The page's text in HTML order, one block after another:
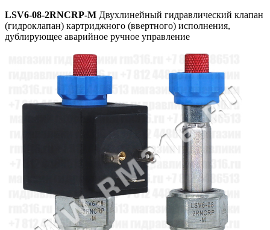
LSV6-08-2RNCRP-M Двухлинейный гидравлический клапан
(гидроклапан) картриджного (ввертного) исполнения,
дублирующее аварийное ручное управление